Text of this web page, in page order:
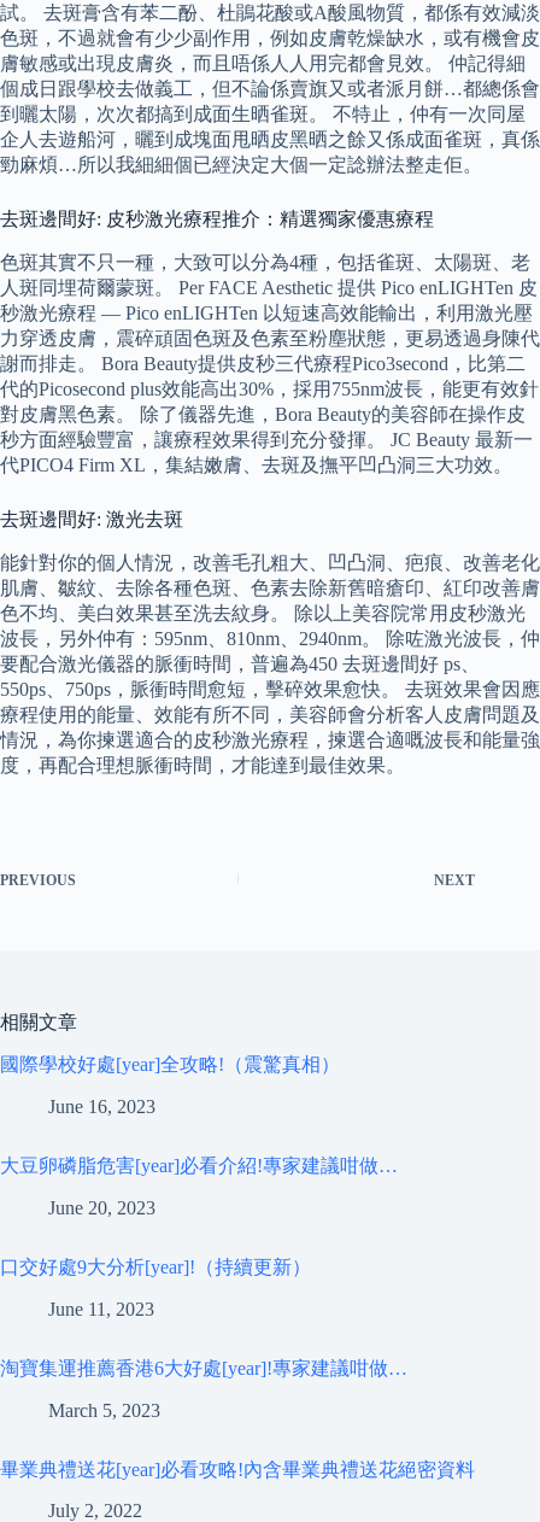
試。 去斑膏含有苯二酚、杜鵑花酸或A酸風物質，都係有效減淡
色斑，不過就會有少少副作用，例如皮膚乾燥缺水，或有機會皮
膚敏感或出現皮膚炎，而且唔係人人用完都會見效。 仲記得細
個成日跟學校去做義工，但不論係賣旗又或者派月餅…都總係會
到曬太陽，次次都搞到成面生晒雀斑。 不特止，仲有一次同屋
企人去遊船河，曬到成塊面甩晒皮黑晒之餘又係成面雀斑，真係
勁麻煩…所以我細細個已經決定大個一定諗辦法整走佢。
去斑邊間好: 皮秒激光療程推介：精選獨家優惠療程
色斑其實不只一種，大致可以分為4種，包括雀斑、太陽斑、老
人斑同埋荷爾蒙斑。 Per FACE Aesthetic 提供 Pico enLIGHTen 皮
秒激光療程 — Pico enLIGHTen 以短速高效能輸出，利用激光壓
力穿透皮膚，震碎頑固色斑及色素至粉塵狀態，更易透過身陳代
謝而排走。 Bora Beauty提供皮秒三代療程Pico3second，比第二
代的Picosecond plus效能高出30%，採用755nm波長，能更有效針
對皮膚黑色素。 除了儀器先進，Bora Beauty的美容師在操作皮
秒方面經驗豐富，讓療程效果得到充分發揮。 JC Beauty 最新一
代PICO4 Firm XL，集結嫩膚、去斑及撫平凹凸洞三大功效。
去斑邊間好: 激光去斑
能針對你的個人情況，改善毛孔粗大、凹凸洞、疤痕、改善老化
肌膚、皺紋、去除各種色斑、色素去除新舊暗瘡印、紅印改善膚
色不均、美白效果甚至洗去紋身。 除以上美容院常用皮秒激光
波長，另外仲有：595nm、810nm、2940nm。 除咗激光波長，仲
要配合激光儀器的脈衝時間，普遍為450 去斑邊間好 ps、
550ps、750ps，脈衝時間愈短，擊碎效果愈快。 去斑效果會因應
療程使用的能量、效能有所不同，美容師會分析客人皮膚問題及
情況，為你揀選適合的皮秒激光療程，揀選合適嘅波長和能量強
度，再配合理想脈衝時間，才能達到最佳效果。
PREVIOUS NEXT
相關文章
國際學校好處[year]全攻略!（震驚真相）
June 16, 2023
大豆卵磷脂危害[year]必看介紹!專家建議咁做…
June 20, 2023
口交好處9大分析[year]!（持續更新）
June 11, 2023
淘寶集運推薦香港6大好處[year]!專家建議咁做…
March 5, 2023
畢業典禮送花[year]必看攻略!內含畢業典禮送花絕密資料
July 2, 2022